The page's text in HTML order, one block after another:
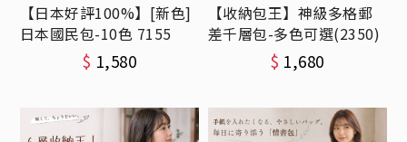
【日本好評100%】[新色]
日本國民包-10色 7155
$ 1,580
【收納包王】神級多格郵
差千層包-多色可選(2350)
$ 1,680